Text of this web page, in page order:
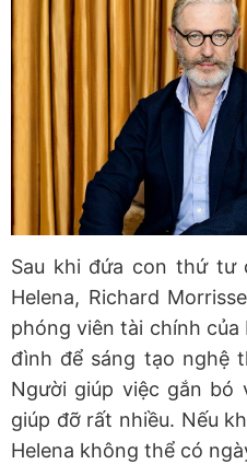
Sau khi đứa con thứ tư
Helena, Richard
phóng viên tài chính
đình để sáng tạo nghệ
Người giúp việc gắn bó
giúp đỡ rất nhiều. Nếu
Helena không thể có